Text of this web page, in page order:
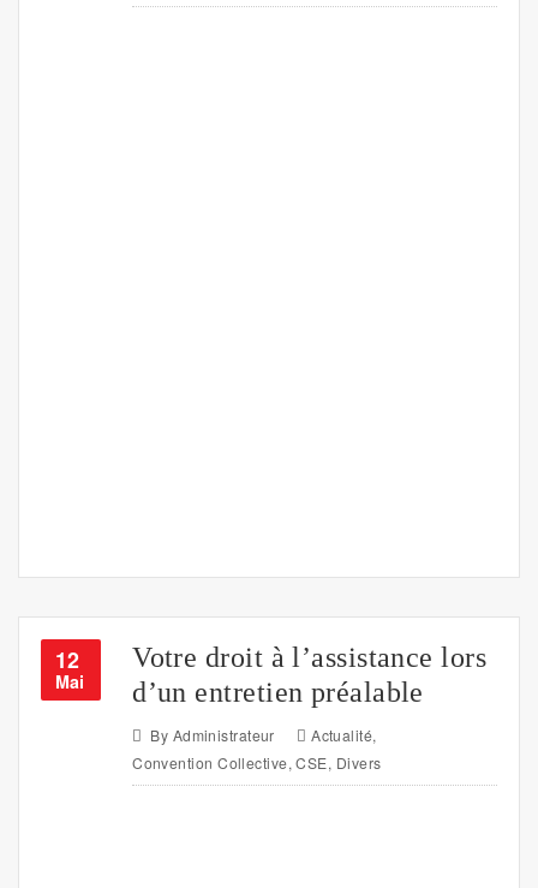
12
Mai
Votre droit à l’assistance lors
d’un entretien préalable
By Administrateur Actualité,
Convention Collective,CSE, Divers